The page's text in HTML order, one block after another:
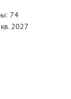
74
2027